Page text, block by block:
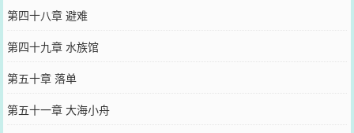
第四十八章 避难
第四十九章 水族馆
第五十章 落单
第五十一章 大海小舟